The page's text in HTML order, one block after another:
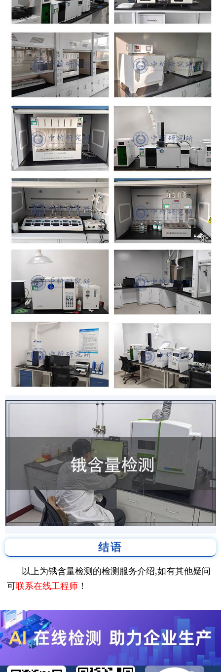
结语
以上为锇含量检测的检测服务介绍,如有其他疑问
可联系在线工程师 ！